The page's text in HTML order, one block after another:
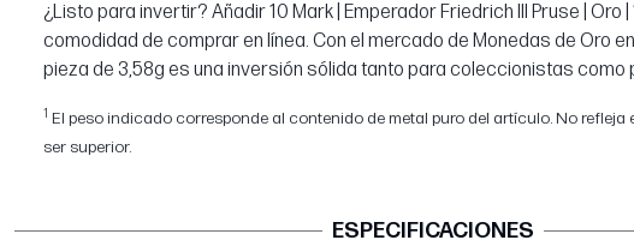
¿Listo para invertir? Añadir 10 Mark | Emperador Friedrich III Pruse |
comodidad de comprar en línea. Con el mercado de Monedas de Oro
pieza de 3,58g es una inversión sólida tanto para coleccionistas como
1 El peso indicado corresponde al contenido de metal puro del artículo. No refleja
ser superior.
ESPECIFICACIONES